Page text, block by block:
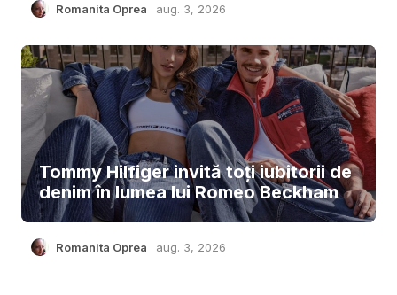
Romanita Oprea aug. 3, 2026
Tommy Hilfiger invită toți iubitorii de
denim în lumea lui Romeo Beckham
Romanita Oprea aug. 3, 2026